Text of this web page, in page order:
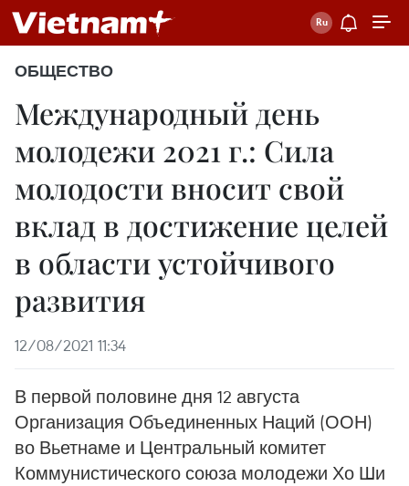
ОБЩЕСТВО
Международный день
молодежи 2021 г.: Сила
молодости вносит свой
вклад в достижение целей
в области устойчивого
развития
12/08/2021 11:34
В первой половине дня 12 августа
Организация Объединенных Наций (ООН)
во Вьетнаме и Центральный комитет
Коммунистического союза молодежи Хо Ши